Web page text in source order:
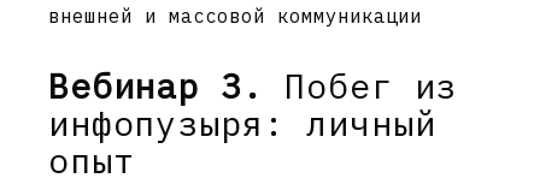
внешней и массовой коммуникации
Вебинар 3. Побег из
инфопузыря: личный
опыт